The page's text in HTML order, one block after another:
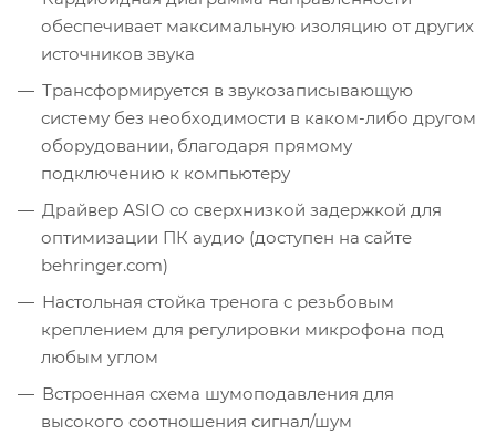
обеспечивает максимальную изоляцию от других
источников звука
Трансформируется в звукозаписывающую
систему без необходимости в каком-либо другом
оборудовании, благодаря прямому
подключению к компьютеру
Драйвер ASIO со сверхнизкой задержкой для
оптимизации ПК аудио (доступен на сайте
behringer.com)
Настольная стойка тренога с резьбовым
креплением для регулировки микрофона под
любым углом
Встроенная схема шумоподавления для
высокого соотношения сигнал/шум